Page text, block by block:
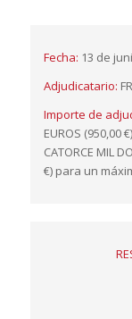
Fecha: 13 de
Adjudicatario:
Importe de
EUROS
CATORCE MIL
€) para un